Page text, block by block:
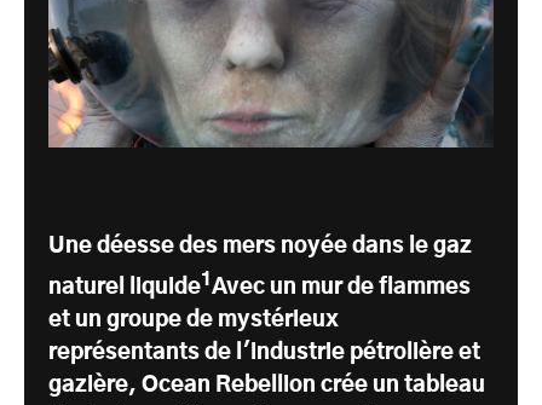
Une déesse des mers noyée dans le gaz
naturel liquide1 Avec un mur de flammes
et un groupe de mystérieux
représentants de l'industrie pétrolière et
gazière, Ocean Rebellion crée un tableau